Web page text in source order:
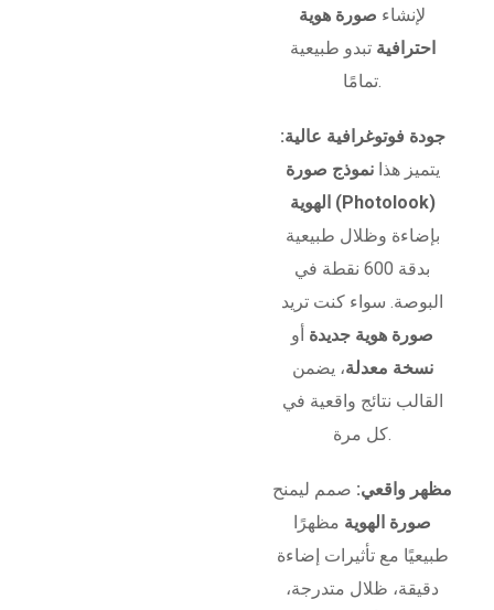
لإنشاء صورة هوية
احترافية تبدو طبيعية
تمامًا.
جودة فوتوغرافية عالية:
يتميز هذانموذج صورة
الهوية (Photolook)
بإضاءة وظلال طبيعية
بدقة 600 نقطة في
البوصة. سواء كنت تريد
صورة هوية جديدة أو
نسخة معدلة، يضمن
القالب نتائج واقعية في
كل مرة.
مظهر واقعي: صمم ليمنح
صورة الهوية مظهرًا
طبيعيًا مع تأثيرات إضاءة
دقيقة، ظلال متدرجة،